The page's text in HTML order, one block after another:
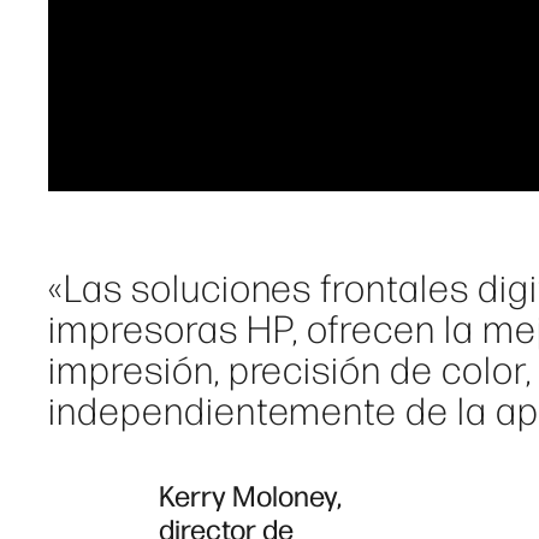
«Las soluciones frontales
impresoras HP, ofrecen la
impresión, precisión de
independientemente de la
Kerry Moloney,
director de